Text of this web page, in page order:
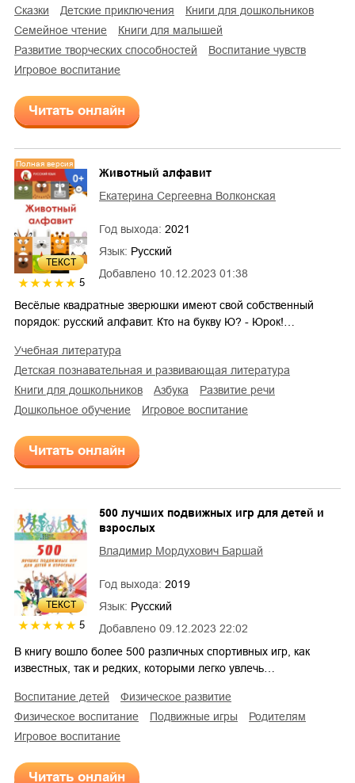
сказки детские приключения
книги для дошкольников
семейное чтение
книги для малышей
развитие творческих способностей
воспитание чувств
игровое воспитание
Читать онлайн
ТЕКСТ
Полная версия
5
Добавлено 10.12.2023 01:38
Животный алфавит
Екатерина Сергеевна Волконская
Год выхода: 2021
Язык: Русский
Весёлые квадратные зверюшки имеют свой собственный
порядок: русский алфавит. Кто на букву Ю? - Юрок!…
учебная литература
детская познавательная и развивающая литература
книги для дошкольников
азбука
развитие речи
дошкольное обучение
игровое воспитание
Читать онлайн
ТЕКСТ
5 Добавлено 09.12.2023 22:02
500 лучших подвижных игр для детей и
взрослых
Владимир Мордухович Баршай
Год выхода: 2019
Язык: Русский
В книгу вошло более 500 различных спортивных игр, как
известных, так и редких, которыми легко увлечь…
воспитание детей
физическое развитие
физическое воспитание
подвижные игры
родителям
игровое воспитание
Читать онлайн